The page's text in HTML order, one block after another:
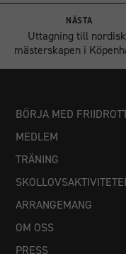
NÄSTA
Uttagning till
mästerskapen i
BÖRJA MED
MEDLEM
TRÄNING
ARRANGEMANG
OM OSS
PRESS